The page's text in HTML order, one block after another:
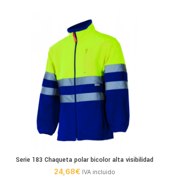
Serie 183 Chaqueta polar bicolor alta visibilidad
24,68€ IVA incluido